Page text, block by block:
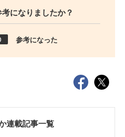
になりましたか？
参考になった
連載記事一覧